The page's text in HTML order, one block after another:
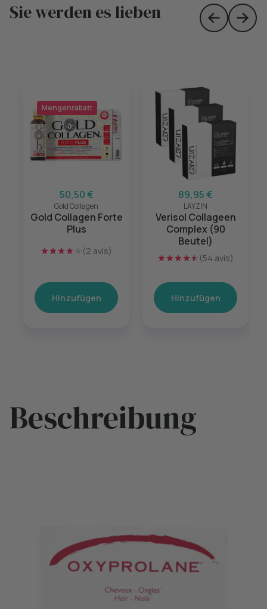
Sie werden es lieben
Skip toSkip
Mengenrabatt
50,50 €
Gold Collagen
Gold Collagen Forte
Plus
(2 avis)
Hinzufügen
89,95 €
LAYZIN
Verisol Collageen
Complex (90
Beutel)
(54 avis)
Hinzufügen
Beschreibung